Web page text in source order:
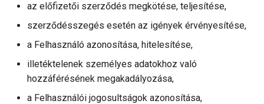
az előfizetői szerződés megkötése, teljesítése,
szerződésszegés esetén az igények érvényesítése,
a Felhasználó azonosítása, hitelesítése,
illetéktelenek személyes adatokhoz való
hozzáférésének megakadályozása,
a Felhasználói jogosultságok azonosítása,